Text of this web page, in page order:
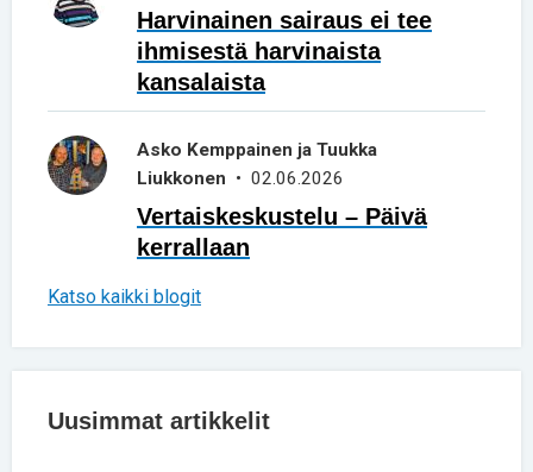
Harvinainen sairaus ei tee
ihmisestä harvinaista
kansalaista
Asko Kemppainen ja Tuukka
Liukkonen • 02.06.2026
Vertaiskeskustelu – Päivä
kerrallaan
Katso kaikki blogit
Uusimmat artikkelit